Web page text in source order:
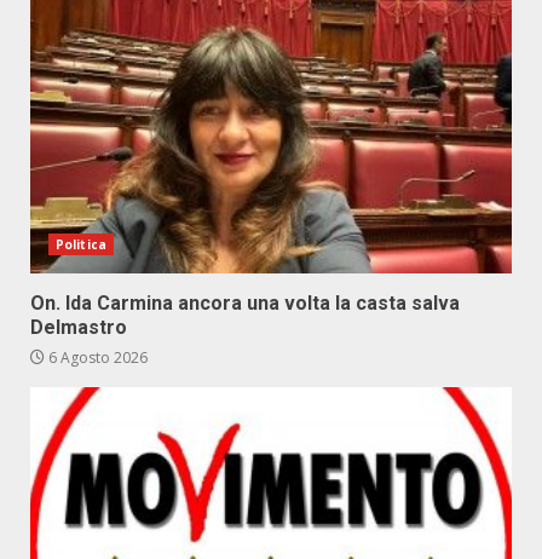
Politica
On. Ida Carmina ancora una volta la casta salva
Delmastro
6 Agosto 2026